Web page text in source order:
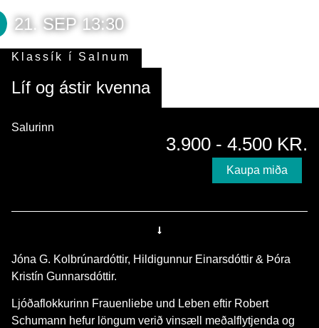
21. SEP 13:30
Líf og ástir kvenna
Klassík í Salnum
Salurinn
3.900 - 4.500 KR.
Kaupa miða
Jóna G. Kolbrúnardóttir, Hildigunnur Einarsdóttir & Þóra
Kristín Gunnarsdóttir.
Ljóðaflokkurinn Frauenliebe und Leben eftir Robert
Schumann hefur löngum verið vinsæll meðalflytjenda og